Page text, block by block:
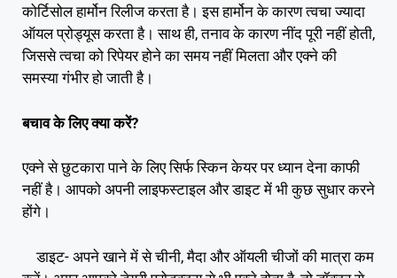
कोर्टिसोल हार्मोन रिलीज करता है। इस हार्मोन के कारण त्वचा ज्यादा
ऑयल प्रोड्यूस करता है। साथ ही, तनाव के कारण नींद पूरी नहीं होती,
जिससे त्वचा को रिपेयर होने का समय नहीं मिलता और एक्ने की
समस्या गंभीर हो जाती है।
बचाव के लिए क्या करें?
एक्ने से छुटकारा पाने के लिए सिर्फ स्किन केयर पर ध्यान देना काफी
नहीं है। आपको अपनी लाइफस्टाइल और डाइट में भी कुछ सुधार करने
होंगे।
डाइट- अपने खाने में से चीनी, मैदा और ऑयली चीजों की मात्रा कम